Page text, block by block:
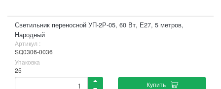
Светильник переносной УП-2Р-05, 60 Вт, Е27, 5 метров,
Народный
Артикул :
SQ0306-0036
Упаковка
25
Купить